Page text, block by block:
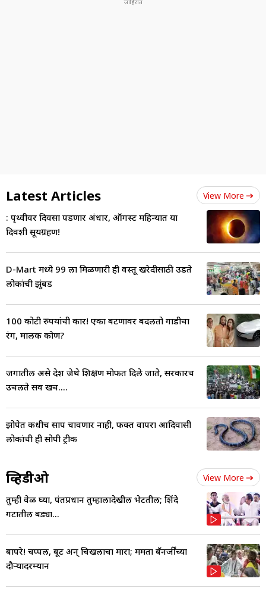
Latest Articles View More
: पृथ्वीवर दिवसा पडणार अंधार, ऑगस्ट महिन्यात या
दिवशी सूर्यग्रहण!
D-Mart मध्ये 99 ला मिळणारी ही वस्तू खरेदीसाठी उडते
लोकांची झुंबड
100 कोटी रुपयांची कार! एका बटणावर बदलतो गाडीचा
रंग, मालक कोण?
जगातील असे देश जेथे शिक्षण मोफत दिले जाते, सरकारच
उचलते सर्व खर्च....
झोपेत कधीच साप चावणार नाही, फक्त वापरा आदिवासी
लोकांची ही सोपी ट्रीक
व्हिडीओ View More
तुम्ही वेळ घ्या, पंतप्रधान तुम्हालादेखील भेटतील; शिंदे
गटातील बड्या...
बापरे! चप्पल, बूट अन् चिखलाचा मारा; ममता बॅनर्जींच्या
दौऱ्यादरम्यान